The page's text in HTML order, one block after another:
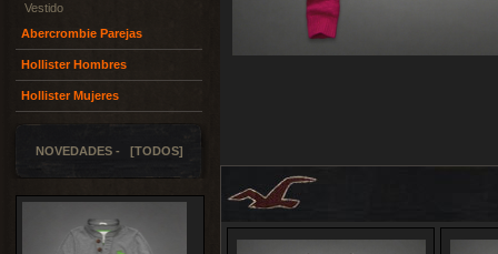
Vestido
Abercrombie Parejas
Hollister Hombres
Hollister Mujeres
NOVEDADES - [TODOS]